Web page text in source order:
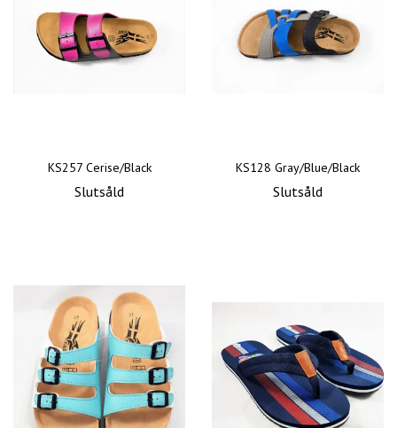
KS257 Cerise/Black
Slutsåld
KS128 Gray/Blue/Black
Slutsåld